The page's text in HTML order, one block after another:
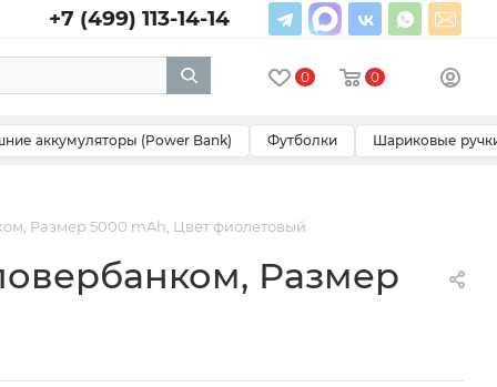
+7 (499) 113-14-14
0 0
аккумуляторы (Power Bank) Футболки Шариковые
Размер 5000 mAh, Цвет фиолетовый
Размер